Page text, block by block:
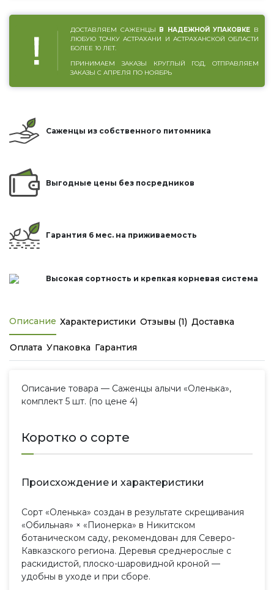
ДОСТАВЛЯЕМ САЖЕНЦЫ В НАДЕЖНОЙ УПАКОВКЕ В
ЛЮБУЮ ТОЧКУ АСТРАХАНИ И АСТРАХАНСКОЙ ОБЛАСТИ
БОЛЕЕ 10 ЛЕТ.
ПРИНИМАЕМ ЗАКАЗЫ КРУГЛЫЙ ГОД, ОТПРАВЛЯЕМ
ЗАКАЗЫ С АПРЕЛЯ ПО НОЯБРЬ
Саженцы из собственного питомника
Выгодные цены без посредников
Гарантия 6 мес. на приживаемость
Высокая сортность и крепкая корневая система
Описание Характеристики Отзывы (1) Доставка
Оплата Упаковка Гарантия
Описание товара — Саженцы алычи «Оленька»,
комплект 5 шт. (по цене 4)
Коротко о сорте
Происхождение и характеристики
Сорт «Оленька» создан в результате скрещивания
«Обильная» × «Пионерка» в Никитском
ботаническом саду, рекомендован для Северо-
Кавказского региона. Деревья среднерослые с
раскидистой, плоско-шаровидной кроной —
удобны в уходе и при сборе.